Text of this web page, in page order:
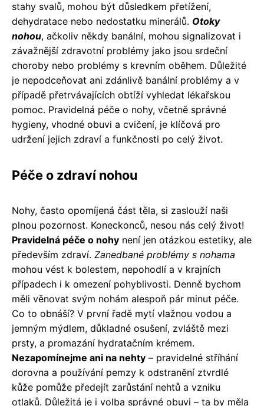
stahy svalů, mohou být důsledkem přetížení,
dehydratace nebo nedostatku minerálů. Otoky
nohou, ačkoliv někdy banální, mohou signalizovat i
závažnější zdravotní problémy jako jsou srdeční
choroby nebo problémy s krevním oběhem. Důležité
je nepodceňovat ani zdánlivě banální problémy a v
případě přetrvávajících obtíží vyhledat lékařskou
pomoc. Pravidelná péče o nohy, včetně správné
hygieny, vhodné obuvi a cvičení, je klíčová pro
udržení jejich zdraví a funkčnosti po celý život.
Péče o zdraví nohou
Nohy, často opomíjená část těla, si zaslouží naši
plnou pozornost. Koneckonců, nesou nás celý život!
Pravidelná péče o nohy není jen otázkou estetiky, ale
především zdraví. Zanedbané problémy s nohama
mohou vést k bolestem, nepohodlí a v krajních
případech i k omezení pohyblivosti. Denně bychom
měli věnovat svým nohám alespoň pár minut péče.
Co to obnáší? V první řadě mytí vlažnou vodou a
jemným mýdlem, důkladné osušení, zvláště mezi
prsty, a promazání hydratačním krémem.
Nezapomínejme ani na nehty – pravidelné stříhání
dorovna a používání pemzy k odstranění ztvrdlé
kůže pomůže předejít zarůstání nehtů a vzniku
otlaků. Důležitá je i volba správné obuvi – ta by měla